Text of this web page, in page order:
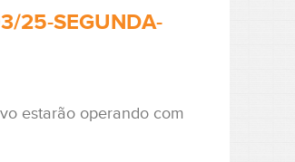
25-SEGUNDA-
estarão operando com